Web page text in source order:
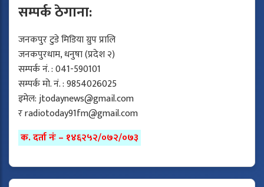
सम्पर्क ठेगाना:
जनकपुर टुडे मिडिया ग्रुप प्रालि
जनकपुरधाम, धनुषा (प्रदेश २)
सम्पर्क नं. : 041-590101
सम्पर्क मो. नं. : 9854026025
इमेल:jtodaynews@gmail.com
रradiotoday91fm@gmail.com
क. दर्ता नंः – १४६२५२/०७२/०७३